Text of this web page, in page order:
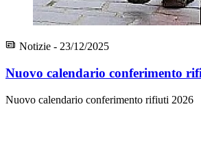
Notizie - 23/12/2025
Nuovo calendario conferimento
Nuovo calendario conferimento rifiuti 2026